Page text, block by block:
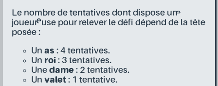
Le nombre de tentatives dont dispose un·e
joueur·euse pour relever le défi dépend de la tête
posée :
Un as : 4 tentatives.
Un roi : 3 tentatives.
Une dame : 2 tentatives.
Un valet : 1 tentative.